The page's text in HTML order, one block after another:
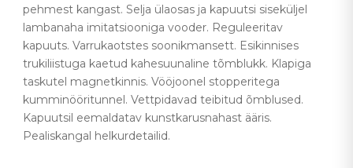
pehmest kangast. Selja ülaosas ja kapuutsi siseküljel
lambanaha imitatsiooniga vooder. Reguleeritav
kapuuts. Varrukaotstes soonikmansett. Esikinnises
trukiliistuga kaetud kahesuunaline tõmblukk. Klapiga
taskutel magnetkinnis. Vööjoonel stopperitega
kumminööritunnel. Vettpidavad teibitud õmblused.
Kapuutsil eemaldatav kunstkarusnahast ääris.
Pealiskangal helkurdetailid.